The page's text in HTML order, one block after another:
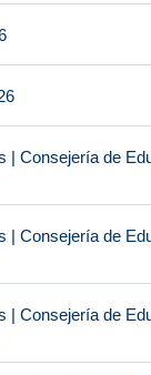
| Consejería de
| Consejería de
| Consejería de